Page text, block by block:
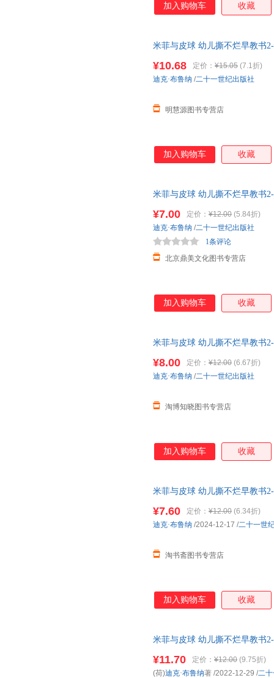
加入购物车 收藏
米菲与皮球 幼儿撕不烂早教书
¥10.68 定价： ¥15.05 (7.1折)
明慧源图书专营店
迪克·布鲁纳 /二十一世纪出版社
加入购物车 收藏
米菲与皮球 幼儿撕不烂早教书
¥7.00 定价： ¥12.00 (5.84折)
北京鼎美文化图书专营店
1条评论
迪克·布鲁纳 /二十一世纪出版社
加入购物车 收藏
米菲与皮球 幼儿撕不烂早教书
¥8.00 定价： ¥12.00 (6.67折)
淘博知晓图书专营店
迪克·布鲁纳 /二十一世纪出版社
加入购物车 收藏
米菲与皮球 幼儿撕不烂早教书
¥7.60 定价： ¥12.00 (6.34折)
淘书斋图书专营店
迪克·布鲁纳 /2024-12-17 /二十一世
加入购物车 收藏
米菲与皮球 幼儿撕不烂早教书
¥11.70 定价： ¥12.00 (9.75折)
(荷)迪克·布鲁纳著 /2022-12-29 /二